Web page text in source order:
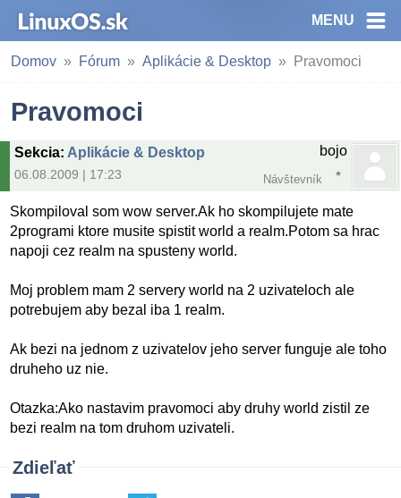
MENU
Domov Fórum Aplikácie & Desktop Pravomoci
Pravomoci
Sekcia: Aplikácie & Desktop
06.08.2009 | 17:23
bojo
Návštevník
Skompiloval som wow server.Ak ho skompilujete mate
2programi ktore musite spistit world a realm.Potom sa hrac
napoji cez realm na spusteny world.
Moj problem mam 2 servery world na 2 uzivateloch ale
potrebujem aby bezal iba 1 realm.
Ak bezi na jednom z uzivatelov jeho server funguje ale toho
druheho uz nie.
Otazka:Ako nastavim pravomoci aby druhy world zistil ze
bezi realm na tom druhom uzivateli.
Zdieľať